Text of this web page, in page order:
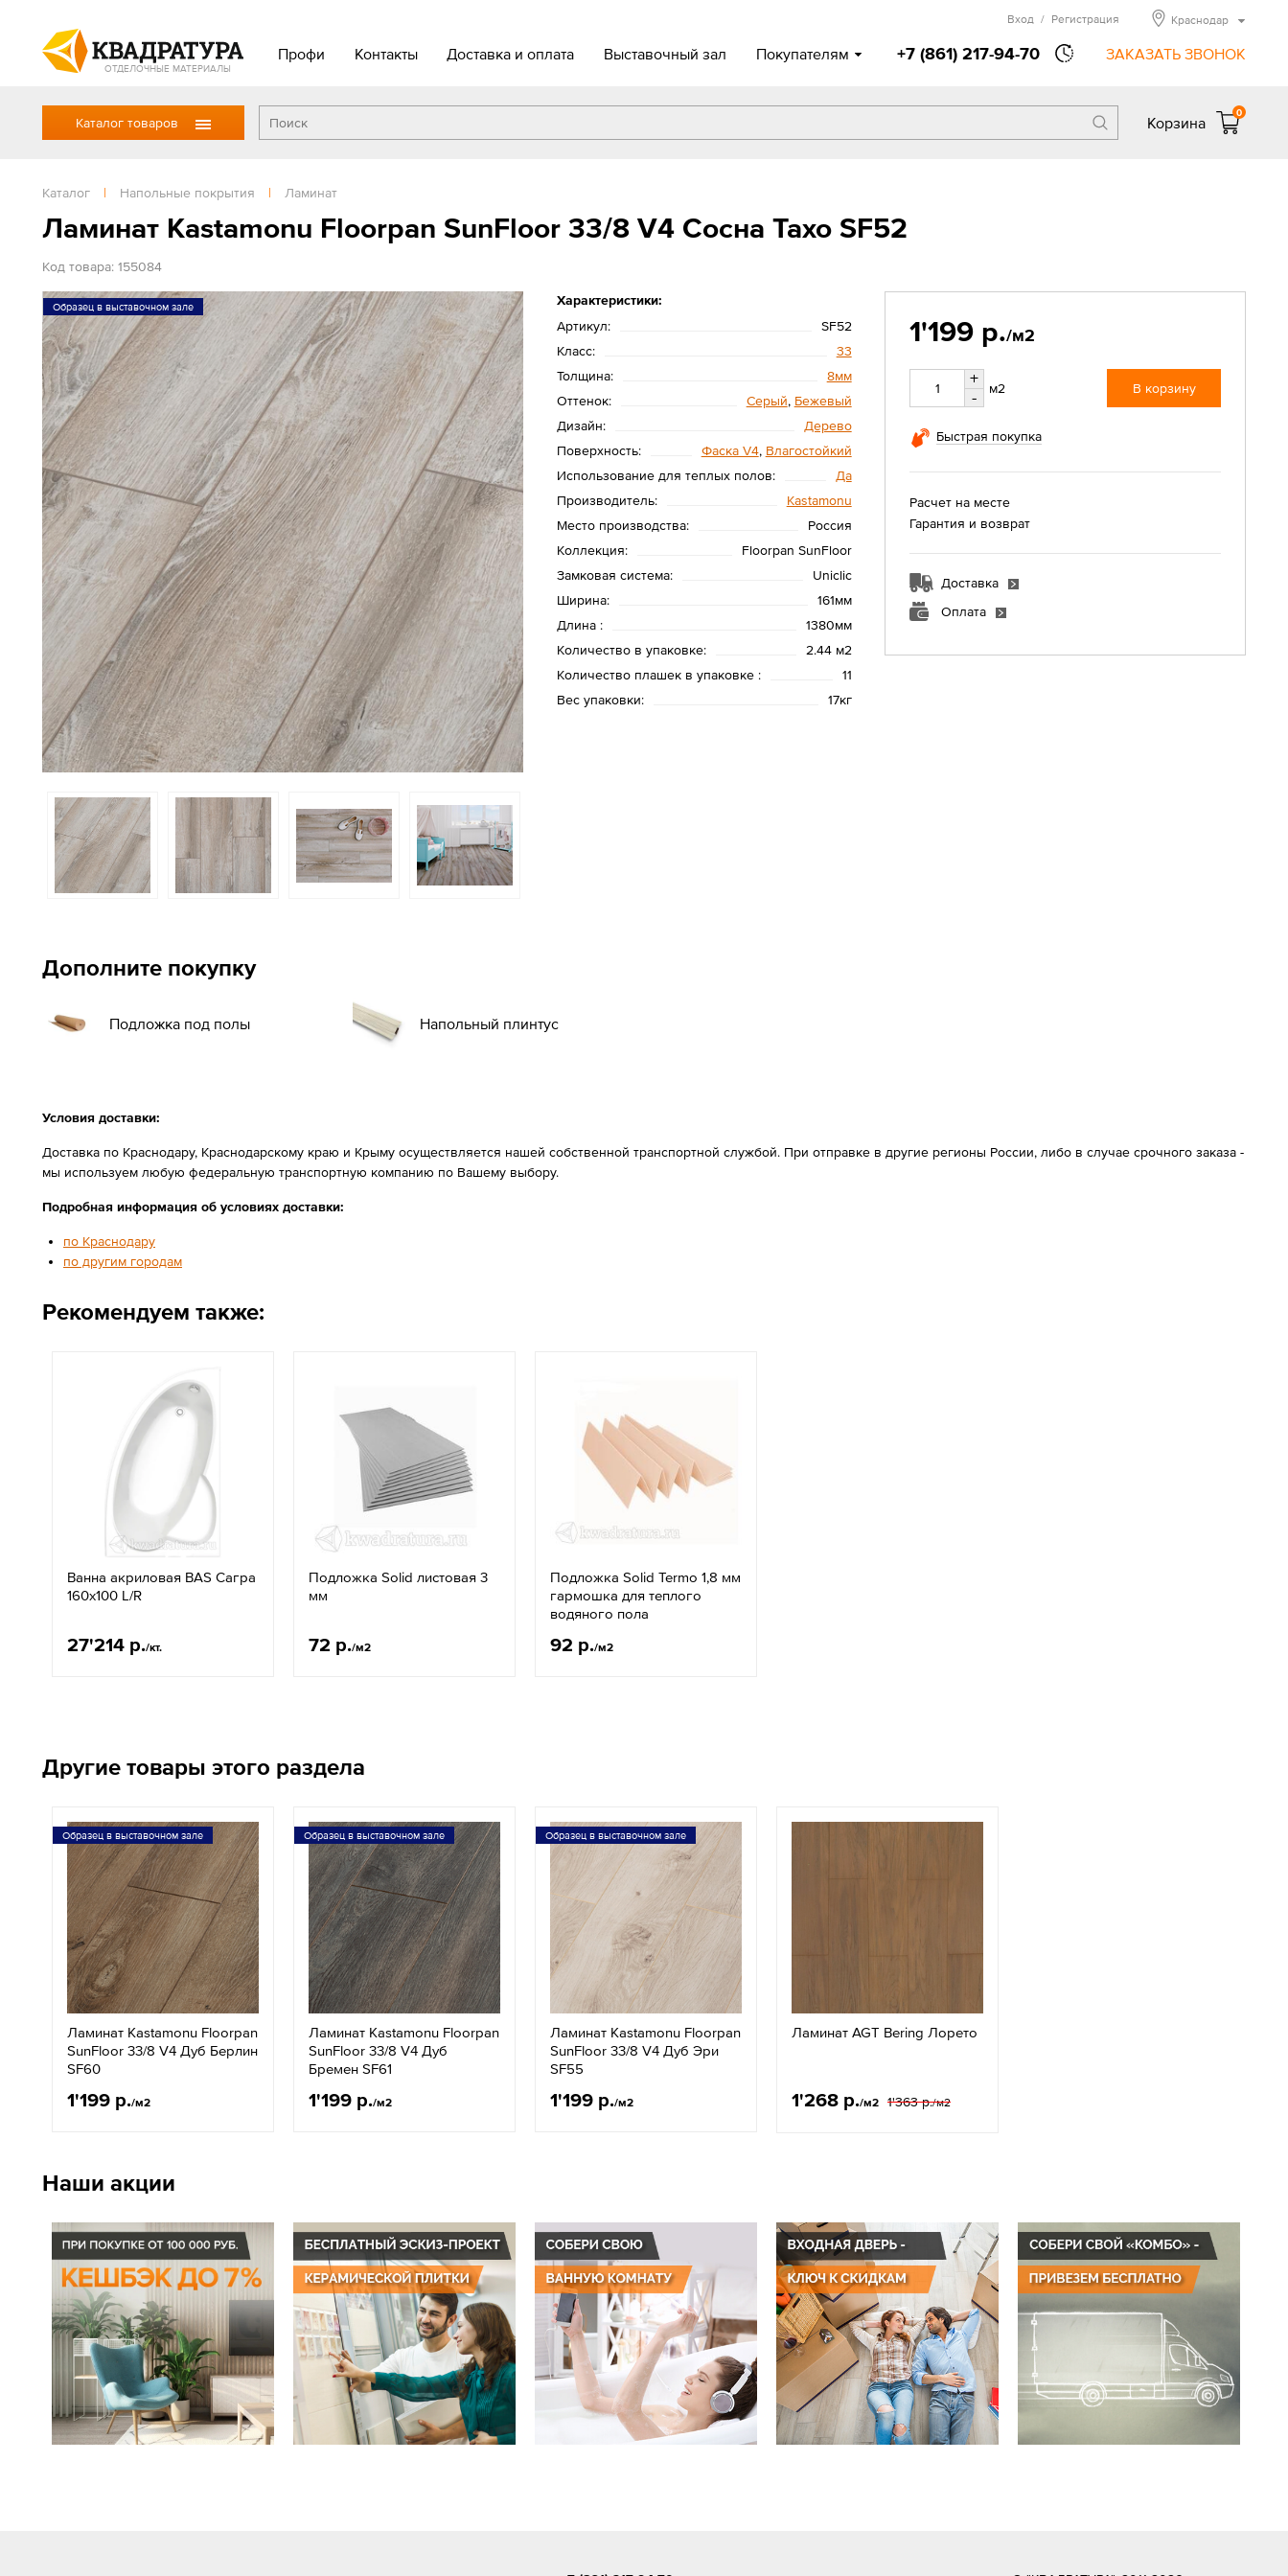
ОТДЕЛОЧНЫЕ МАТЕРИАЛЫ
Профи Контакты Доставка и оплата Выставочный зал Покупателям +7 (861) 217-94-70 ЗАКАЗАТЬ ЗВОНОК
Вход / Регистрация Краснодар
Каталог товаров Корзина
0
Каталог | Напольные покрытия | Ламинат
Ламинат Kastamonu Floorpan SunFloor 33/8 V4 Сосна Тахо SF52
Код товара: 155084
Образец в выставочном зале
Характеристики:
Артикул:
SF52
Класс:
33
Толщина:
8мм
Оттенок:
Серый, Бежевый
Дизайн:
Дерево
Поверхность:
Фаска V4, Влагостойкий
Использование для теплых полов:
Да
Производитель:
Kastamonu
Место производства:
Россия
Коллекция:
Floorpan SunFloor
Замковая система:
Uniclic
Ширина:
161мм
Длина :
1380мм
Количество в упаковке:
2.44 м2
Количество плашек в упаковке :
11
Вес упаковки:
17кг
1'199 р./м2
+
-
м2 В корзину
Быстрая покупка
Расчет на месте
Гарантия и возврат
Доставка
Оплата
Дополните покупку
Подложка под полы Напольный плинтус
Условия доставки:
Доставка по Краснодару, Краснодарскому краю и Крыму осуществляется нашей собственной транспортной службой. При отправке в другие регионы России, либо в случае срочного заказа -
мы используем любую федеральную транспортную компанию по Вашему выбору.
Подробная информация об условиях доставки:
по Краснодару
по другим городам
Рекомендуем также:
Ванна акриловая BAS Сагра
160х100 L/R
27'214 р./кт.
Подложка Solid листовая 3
мм
72 р./м2
Подложка Solid Termo 1,8 мм
гармошка для теплого
водяного пола
92 р./м2
Другие товары этого раздела
Образец в выставочном зале
Ламинат Kastamonu Floorpan
SunFloor 33/8 V4 Дуб Берлин
SF60
1'199 р./м2
Образец в выставочном зале
Ламинат Kastamonu Floorpan
SunFloor 33/8 V4 Дуб
Бремен SF61
1'199 р./м2
Образец в выставочном зале
Ламинат Kastamonu Floorpan
SunFloor 33/8 V4 Дуб Эри
SF55
1'199 р./м2
Ламинат AGT Bering Лорето
1'268 р./м2 1'363 р./м2
Наши акции